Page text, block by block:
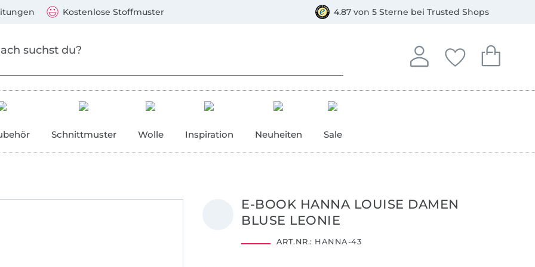
Kostenlose Stoffmuster 4.87 von 5 Sterne bei Trusted Shops
Anmelden
In deinem Konto
Deine
Du hast keine
Dein
Du hast
Schnittmuster Wolle Inspiration Neuheiten Sale
E-BOOK HANNA LOUISE DAMEN
BLUSE LEONIE
ART.NR.: HANNA-43
Mastercard, PayPal, Giropay, Kauf auf Rechnung, Vorkasse